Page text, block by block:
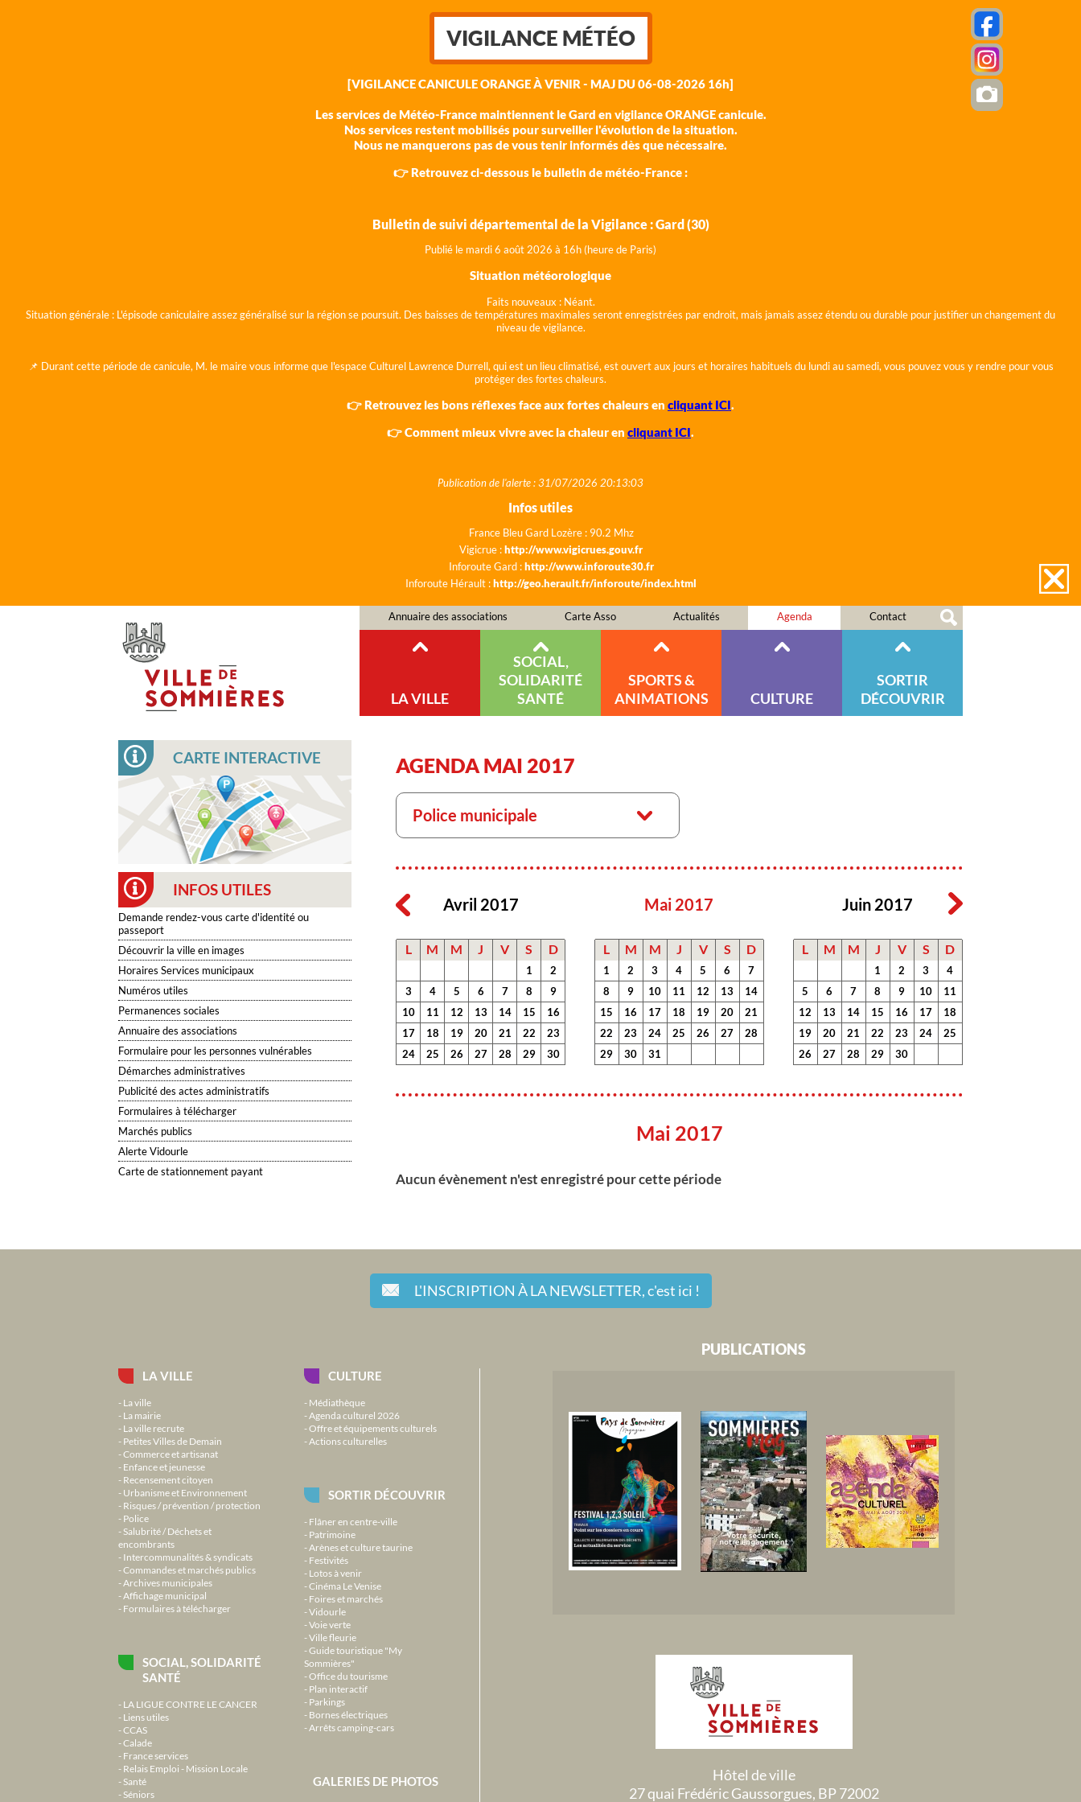
VIGILANCE MÉTÉO
[VIGILANCE CANICULE ORANGE À VENIR - MAJ DU 06-08-2026 16h]
Les services de Météo-France maintiennent le Gard en vigilance ORANGE canicule.
Nos services restent mobilisés pour surveiller l'évolution de la situation.
Nous ne manquerons pas de vous tenir informés dès que nécessaire.
👉 Retrouvez ci-dessous le bulletin de météo-France :
Bulletin de suivi départemental de la Vigilance : Gard (30)
Publié le mardi 6 août 2026 à 16h (heure de Paris)
Situation météorologique
Faits nouveaux : Néant.
Situation générale : L'épisode caniculaire assez généralisé sur la région se poursuit. Des baisses de températures maximales seront enregistrées par endroit, mais jamais assez étendu ou durable pour justifier un changement du
niveau de vigilance.
📌 Durant cette période de canicule, M. le maire vous informe que l'espace Culturel Lawrence Durrell, qui est un lieu climatisé, est ouvert aux jours et horaires habituels du lundi au samedi, vous pouvez vous y rendre pour vous
protéger des fortes chaleurs.
👉 Retrouvez les bons réflexes face aux fortes chaleurs en cliquant ICI.
👉 Comment mieux vivre avec la chaleur en cliquant ICI.
Publication de l'alerte : 31/07/2026 20:13:03
Infos utiles
France Bleu Gard Lozère : 90.2 Mhz
Vigicrue :http://www.vigicrues.gouv.fr
Inforoute Gard :http://www.inforoute30.fr
Inforoute Hérault :http://geo.herault.fr/inforoute/index.html
Annuaire des associations Carte Asso Actualités Agenda Contact
LA VILLE
SOCIAL,
SOLIDARITÉ
SANTÉ
SPORTS &
ANIMATIONS
CULTURE
SORTIR
DÉCOUVRIR
CARTE INTERACTIVE
INFOS UTILES
Demande rendez-vous carte d'identité ou
passeport
Découvrir la ville en images
Horaires Services municipaux
Numéros utiles
Permanences sociales
Annuaire des associations
Formulaire pour les personnes vulnérables
Démarches administratives
Publicité des actes administratifs
Formulaires à télécharger
Marchés publics
Alerte Vidourle
Carte de stationnement payant
AGENDA MAI 2017
Police municipale
Avril 2017
L M M J V S D
1
2
3
4 5 6 7 8
9
10
11 12 13 14 15
16
17
18 19 20 21 22
23
24
25 26 27 28 29 30
Mai 2017
L M M J V S D
1 2 3 4 5 6
7
8
9 10 11 12 13
14
15
16 17 18 19 20
21
22
23 24 25 26 27
28
29
30 31
Juin 2017
L M M J V S D
1 2 3
4
5
6 7 8 9 10
11
12
13 14 15 16 17
18
19
20 21 22 23 24
25
26
27 28 29 30
Mai 2017
Aucun évènement n'est enregistré pour cette période
L'INSCRIPTION À LA NEWSLETTER,c'est ici !
LA VILLE
La ville
La mairie
La ville recrute
Petites Villes de Demain
Commerce et artisanat
Enfance et jeunesse
Recensement citoyen
Urbanisme et Environnement
Risques / prévention / protection
Police
Salubrité / Déchets et
encombrants
Intercommunalités & syndicats
Commandes et marchés publics
Archives municipales
Affichage municipal
Formulaires à télécharger
SOCIAL, SOLIDARITÉ
SANTÉ
LA LIGUE CONTRE LE CANCER
Liens utiles
CCAS
Calade
France services
Relais Emploi - Mission Locale
Santé
Séniors
CULTURE
Médiathèque
Agenda culturel 2026
Offre et équipements culturels
Actions culturelles
SORTIR DÉCOUVRIR
Flâner en centre-ville
Patrimoine
Arènes et culture taurine
Festivités
Lotos à venir
Cinéma Le Venise
Foires et marchés
Vidourle
Voie verte
Ville fleurie
Guide touristique "My
Sommières"
Office du tourisme
Plan interactif
Parkings
Bornes électriques
Arrêts camping-cars
GALERIES DE PHOTOS
PUBLICATIONS
Hôtel de ville
27 quai Frédéric Gaussorgues, BP 72002